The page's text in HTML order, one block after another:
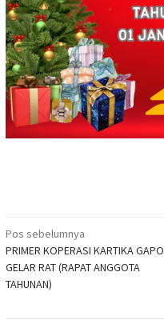
Navigasi
pos
Pos sebelumnya
PRIMER KOPERASI KARTIKA GAPO
GELAR RAT (RAPAT ANGGOTA
TAHUNAN)